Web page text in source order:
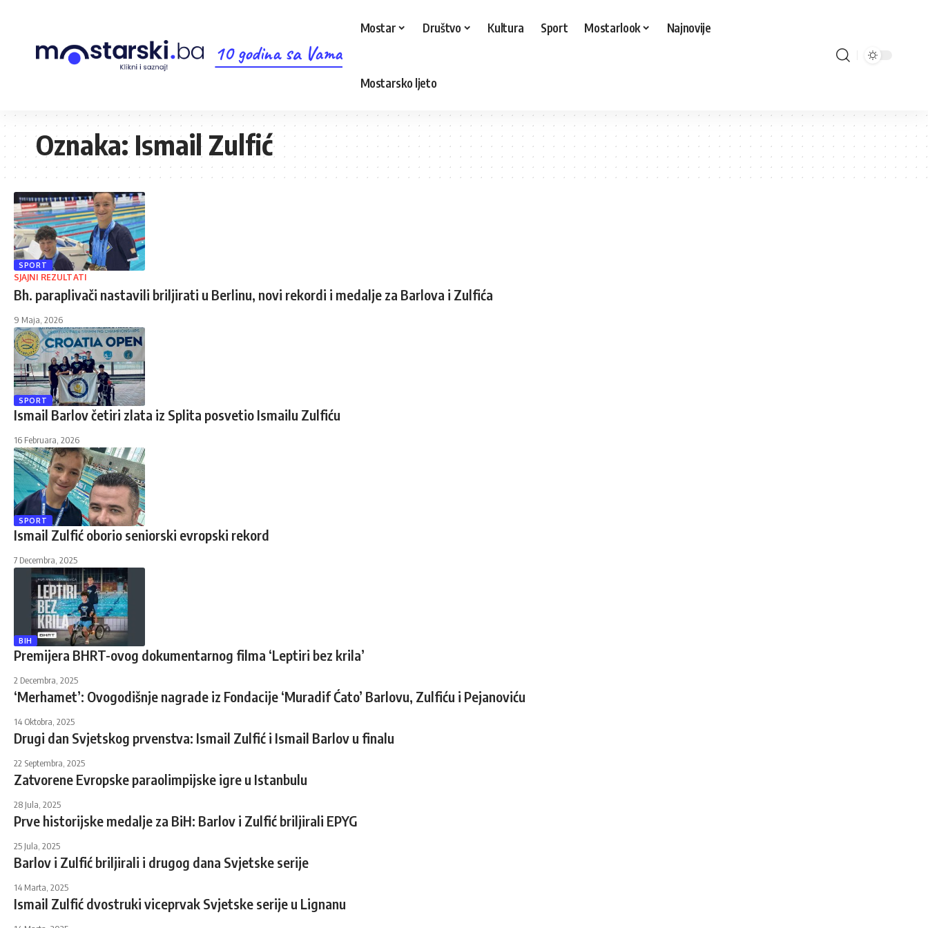
10 godina sa Vama
Mostar Društvo Kultura Sport Mostarlook Najnovije
Mostarsko ljeto
Oznaka:Ismail Zulfić
SPORT
SJAJNI REZULTATI
Bh. paraplivači nastavili briljirati u Berlinu, novi rekordi i medalje za Barlova i Zulfića
9 Maja, 2026
SPORT
Ismail Barlov četiri zlata iz Splita posvetio Ismailu Zulfiću
16 Februara, 2026
SPORT
Ismail Zulfić oborio seniorski evropski rekord
7 Decembra, 2025
BIH
Premijera BHRT-ovog dokumentarnog filma ‘Leptiri bez krila’
2 Decembra, 2025
‘Merhamet’: Ovogodišnje nagrade iz Fondacije ‘Muradif Ćato’ Barlovu, Zulfiću i Pejanoviću
14 Oktobra, 2025
Drugi dan Svjetskog prvenstva: Ismail Zulfić i Ismail Barlov u finalu
22 Septembra, 2025
Zatvorene Evropske paraolimpijske igre u Istanbulu
28 Jula, 2025
Prve historijske medalje za BiH: Barlov i Zulfić briljirali EPYG
25 Jula, 2025
Barlov i Zulfić briljirali i drugog dana Svjetske serije
14 Marta, 2025
Ismail Zulfić dvostruki viceprvak Svjetske serije u Lignanu